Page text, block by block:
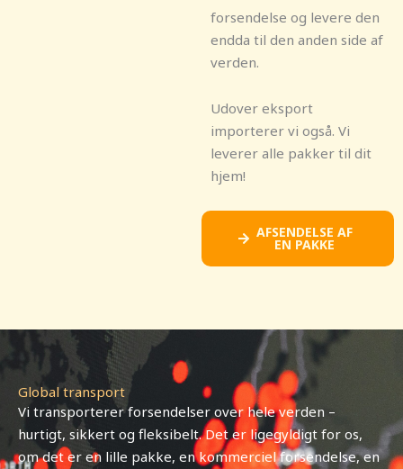
forsendelse og levere den
endda til den anden side af
verden.
Udover eksport
importerer vi også. Vi
leverer alle pakker til dit
hjem!
AFSENDELSE AF
EN PAKKE
Global transport
Vi transporterer forsendelser over hele verden –
hurtigt, sikkert og fleksibelt. Det er ligegyldigt for os,
om det er en lille pakke, en kommerciel forsendelse, en